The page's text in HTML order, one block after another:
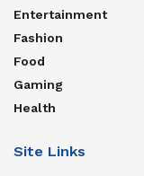
Entertainment
Fashion
Food
Gaming
Health
Site Links